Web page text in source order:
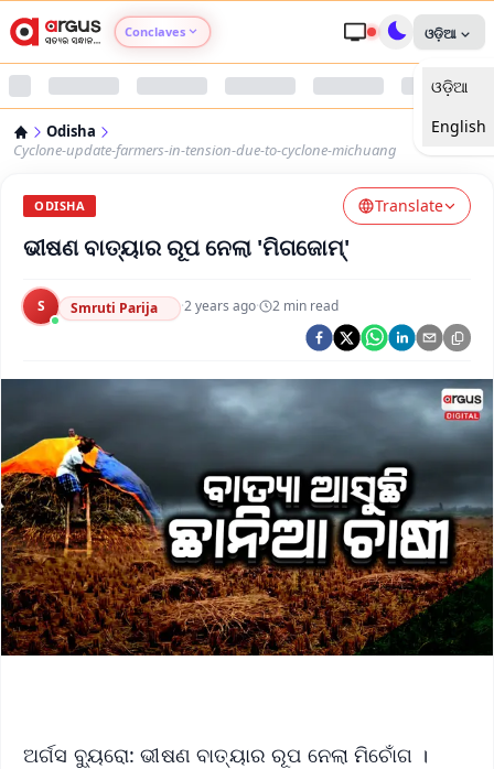
Conclaves
Argus Nari Shakti
Argus Health Connect
Argus Swaad Odisha
Argus Chalo Dekhein Apna Desh
ଓଡ଼ିଆ
ଓଡ଼ିଆ
English
Odisha
Cyclone-update-farmers-in-tension-due-to-cyclone-michuang
ODISHA Translate
ଭୀଷଣ ବାତ୍ୟାର ରୂପ ନେଲା 'ମିଗଜୋମ୍'
S Smruti Parija ·2 years ago· 2 min read
ଅର୍ଗସ ବ୍ୟୁରୋ: ଭୀଷଣ ବାତ୍ୟାର ରୂପ ନେଲା ମିଚୋଁଗ ।